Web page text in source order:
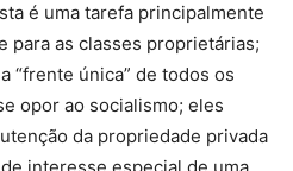
é uma tarefa principalmente
para as classes proprietárias;
“frente única” de todos os
opor ao socialismo; eles
da propriedade privada